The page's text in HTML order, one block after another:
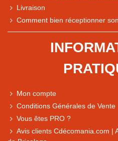
Comparaison des
Express,
Livraison
Comment bien réceptionner
Mon compte
Conditions Générales de Vente
Vous êtes PRO ?
Avis clients Cdécomania.com |